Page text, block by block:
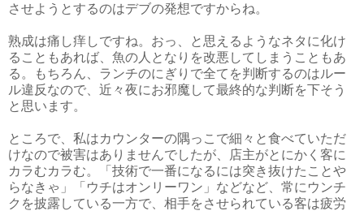
させようとするのはデブの発想ですからね。
熟成は痛し痒しですね。おっ、と思えるようなネタに化け
ることもあれば、魚の人となりを改悪してしまうこともあ
る。もちろん、ランチのにぎりで全てを判断するのはルー
ル違反なので、近々夜にお邪魔して最終的な判断を下そう
と思います。
ところで、私はカウンターの隅っこで細々と食べていただ
けなので被害はありませんでしたが、店主がとにかく客に
カラむカラむ。「技術で一番になるには突き抜けたことや
らなきゃ」「ウチはオンリーワン」などなど、常にウンチ
クを披露している一方で、相手をさせられている客は疲労